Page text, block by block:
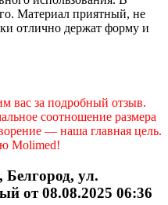
Материал приятный, не
отлично держат форму и
вас за подробный отзыв.
соотношение размера
— наша главная цель.
Molimed!
Белгород, ул.
от 08.08.2025 06:36